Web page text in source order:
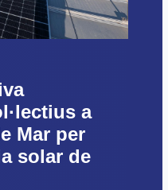
a
Mar per
solar de